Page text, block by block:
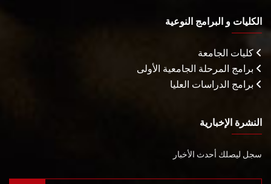
الكليات و البرامج النوعية
كليات الجامعة
برامج المرحلة الجامعية الأولى
برامج الدراسات العليا
النشرة الإخبارية
سجل ليصلك أحدث الأخبار